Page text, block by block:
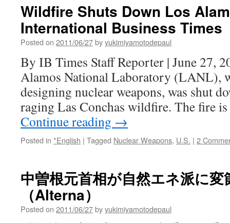
Wildfire Shuts Down Los
International Business Times
Posted on 2011/06/27byyukimiyamotodepaul
By IB Times Staff Reporter | June 27,
Alamos National Laboratory (LANL),
designing nuclear weapons, was shut
raging Las Conchas wildfire. The fire
Continue reading →
Posted in *English | Tagged Nuclear Weapons, U.S. | 2
中曽根元首相が自然エネ派に
（Alterna）
Posted on 2011/06/27byyukimiyamotodepaul